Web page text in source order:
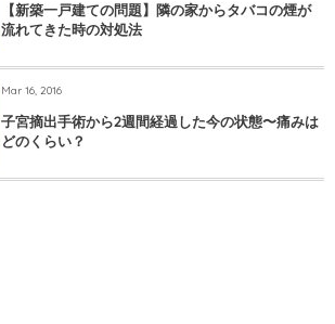
【新築一戸建ての問題】隣の家からタバコの煙が
流れてきた時の対処法
Mar 16, 2016
子宮摘出手術から2週間経過した今の状態〜痛みは
どのくらい？